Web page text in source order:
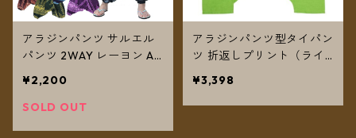
アラジンパンツ サルエル
パンツ 2WAY レーヨン A
料無料】
¥2,200
SOLD OUT
アラジンパンツ型タイパン
ツ 折返しプリント（ライ
料無料】
¥3,398